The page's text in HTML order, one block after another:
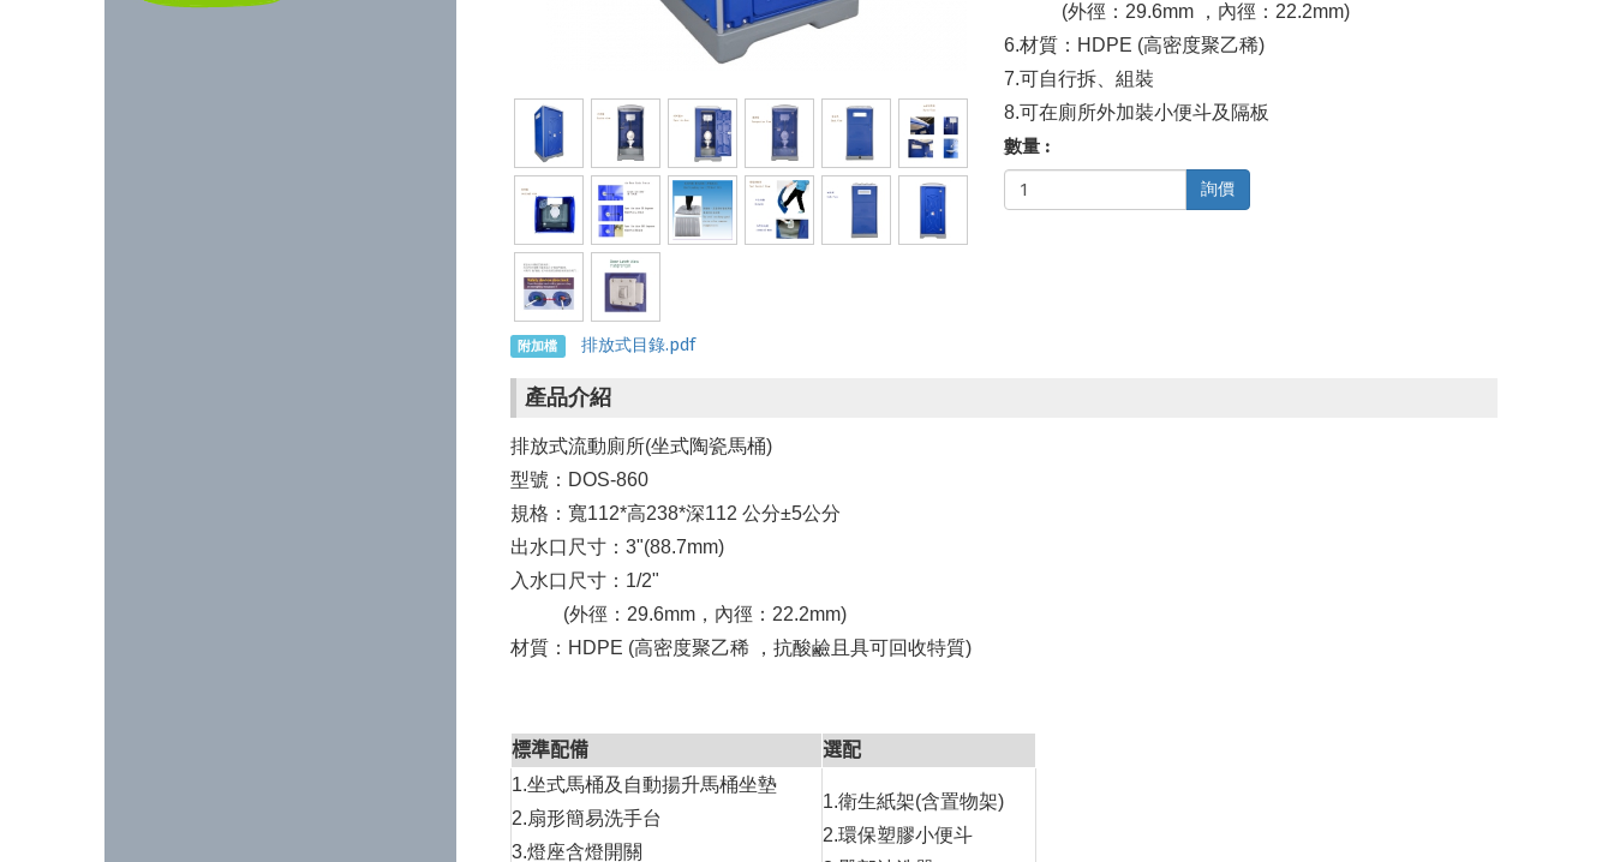
附加檔 排放式目錄.pdf
(外徑： 29.6mm ，內徑： 22.2mm)
6.材質： HDPE (高密度聚乙稀)
7.可自行拆、組裝
8.可在廁所外加裝小便斗及隔板
數量 :
詢價
產品介紹
排放式流動廁所(坐式陶瓷馬桶)
型號：DOS-860
規格： 寬112*高238*深112 公分±5公分
出水口尺寸： 3"(88.7mm)
入水口尺寸： 1/2"
(外徑： 29.6mm，內徑： 22.2mm)
材質： HDPE (高密度聚乙稀 ，抗酸鹼且具可回收特質)
標準配備
選配
1.坐式馬桶及自動揚升馬桶坐墊
2.扇形簡易洗手台
3.燈座含燈開關
1.衛生紙架(含置物架)
2.環保塑膠小便斗